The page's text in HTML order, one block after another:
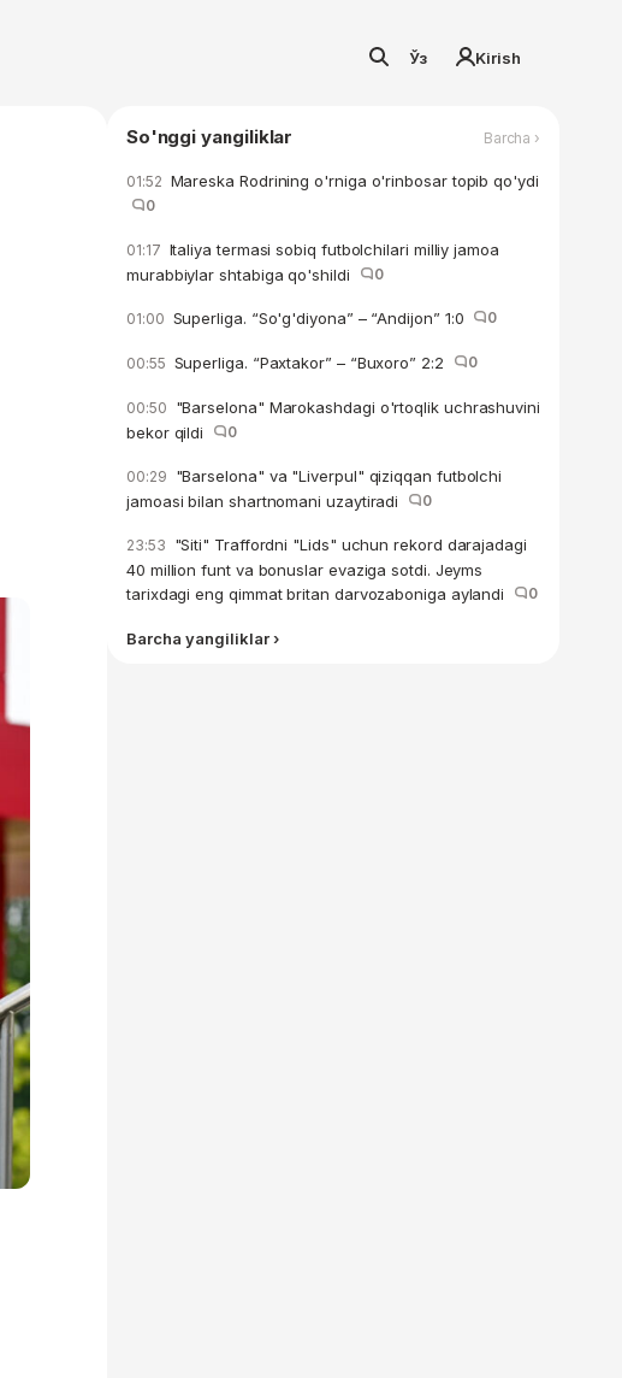
Ўз Kirish
So'nggi yangiliklar Barcha ›
01:52 Mareska Rodrining o'rniga o'rinbosar topib qo'ydi
0
01:17 Italiya termasi sobiq futbolchilari milliy jamoa
murabbiylar shtabiga qo'shildi
0
01:00 Superliga. “So'g'diyona” – “Andijon” 1:0 0
00:55 Superliga. “Paxtakor” – “Buxoro” 2:2 0
00:50 "Barselona" Marokashdagi o'rtoqlik uchrashuvini
bekor qildi
0
00:29 "Barselona" va "Liverpul" qiziqqan futbolchi
jamoasi bilan shartnomani uzaytiradi
0
23:53 "Siti" Traffordni "Lids" uchun rekord darajadagi
40 million funt va bonuslar evaziga sotdi. Jeyms
tarixdagi eng qimmat britan darvozaboniga aylandi
0
Barcha yangiliklar ›